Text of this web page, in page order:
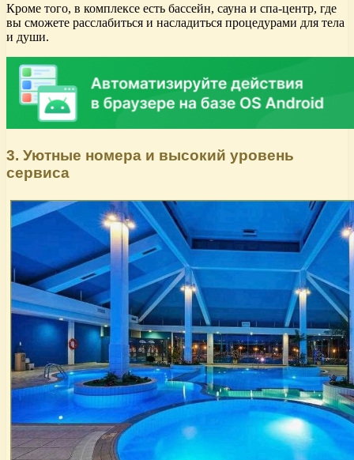
Кроме того, в комплексе есть бассейн, сауна и спа-центр, где
вы сможете расслабиться и насладиться процедурами для тела
и души.
3. Уютные номера и высокий уровень
сервиса